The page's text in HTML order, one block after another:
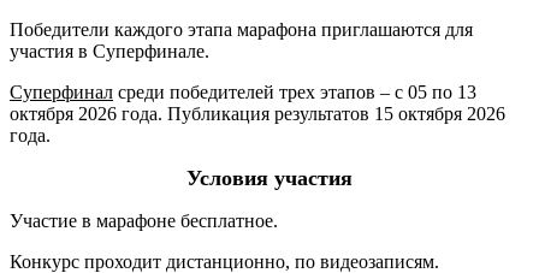
Победители каждого этапа марафона приглашаются для
участия в Суперфинале.
Суперфинал среди победителей трех этапов – с 05 по 13
октября 2026 года. Публикация результатов 15 октября 2026
года.
Условия участия
Участие в марафоне бесплатное.
Конкурс проходит дистанционно, по видеозаписям.